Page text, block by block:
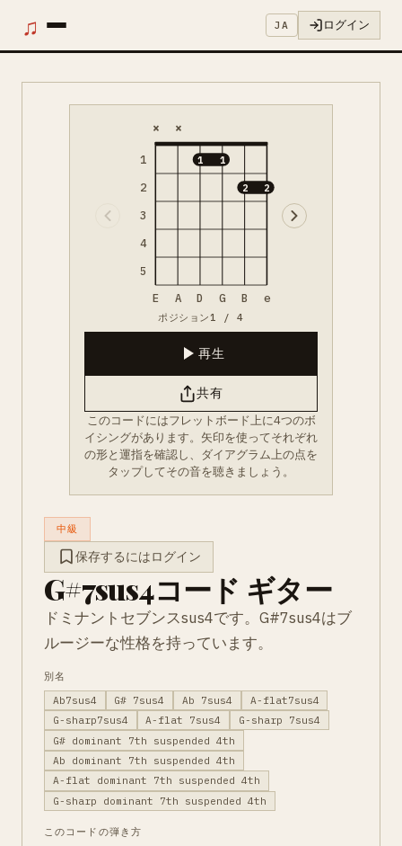
♫ JA ログイン
1
2
3
4
5
× ×
1 1
2 2
E A D G B e
ポジション1 / 4
再生
共有
このコードにはフレットボード上に4つのボ
イシングがあります。矢印を使ってそれぞれ
の形と運指を確認し、ダイアグラム上の点を
タップしてその音を聴きましょう。
中級
保存するにはログイン
G#7sus4コード ギター
ドミナントセブンスsus4です。G#7sus4はブ
ルージーな性格を持っています。
別名
Ab7sus4
G# 7sus4 Ab 7sus4
A-flat7sus4
G-sharp7sus4
A-flat 7sus4
G-sharp 7sus4
G# dominant 7th suspended 4th
Ab dominant 7th suspended 4th
A-flat dominant 7th suspended 4th
G-sharp dominant 7th suspended 4th
このコードの弾き方